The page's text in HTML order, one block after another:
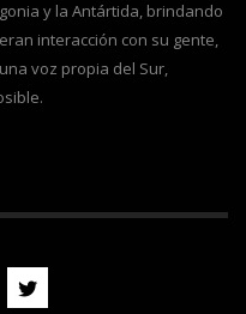
y la Antártida, brindando
interacción con su gente,
voz propia del Sur,